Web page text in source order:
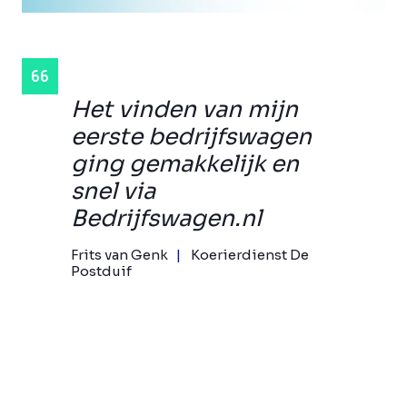
Het vinden van mijn
eerste bedrijfswagen
ging gemakkelijk en
snel via
Bedrijfswagen.nl
Frits van Genk
Koerierdienst De
Postduif